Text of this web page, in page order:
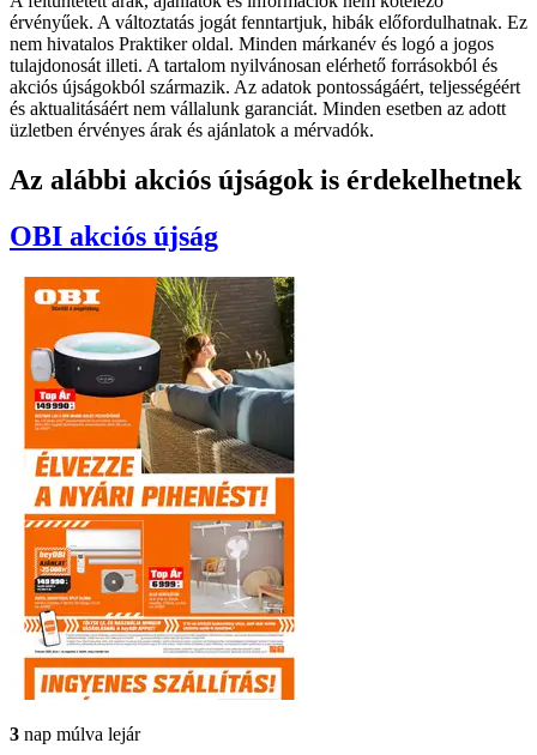
érvényűek. A változtatás jogát fenntartjuk, hibák előfordulhatnak. Ez
nem hivatalos Praktiker oldal. Minden márkanév és logó a jogos
tulajdonosát illeti. A tartalom nyilvánosan elérhető forrásokból és
akciós újságokból származik. Az adatok pontosságáért, teljességéért
és aktualitásáért nem vállalunk garanciát. Minden esetben az adott
üzletben érvényes árak és ajánlatok a mérvadók.
Az alábbi akciós újságok is érdekelhetnek
OBI akciós újság
3 nap múlva lejár